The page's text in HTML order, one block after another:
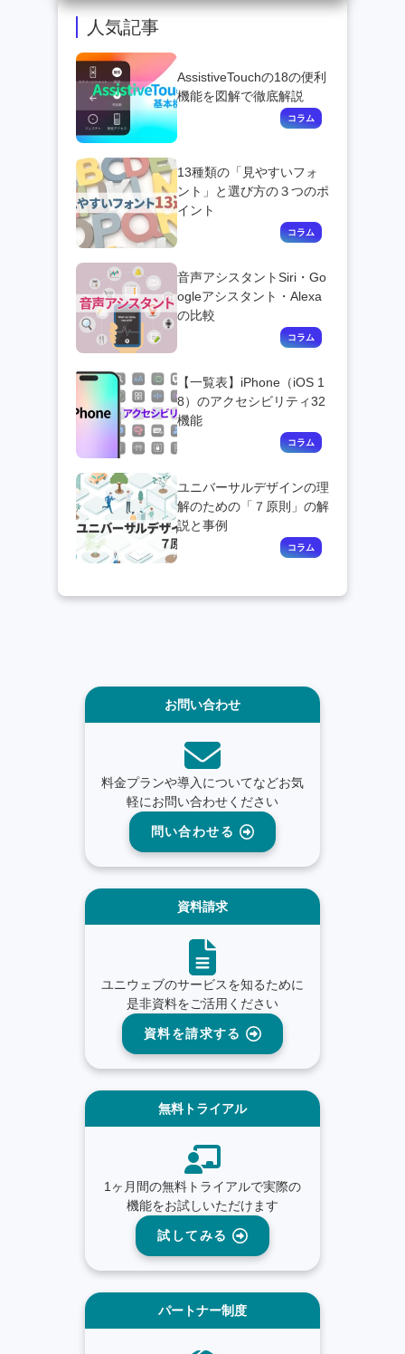
人気記事
AssistiveTouchの18の便利
機能を図解で徹底解説
13種類の「見やすいフォ
ント」と選び方の３つのポ
イント
音声アシスタントSiri・Go
ogleアシスタント・Alexa
の比較
【一覧表】iPhone（iOS 1
8）のアクセシビリティ32
機能
ユニバーサルデザインの理
解のための「７原則」の解
説と事例
お問い合わせ
料金プランや導入についてなどお気
軽にお問い合わせください
問い合わせる
資料請求
ユニウェブのサービスを知るために
是非資料をご活用ください
資料を請求する
無料トライアル
1ヶ月間の無料トライアルで実際の
機能をお試しいただけます
試してみる
パートナー制度